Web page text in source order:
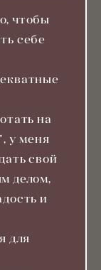
чтобы
себе
на
у меня
свой
делом,
и
для